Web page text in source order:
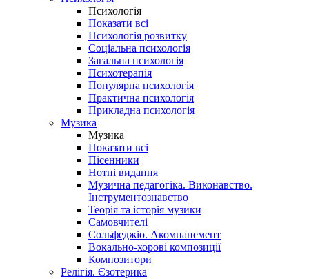
Психологія
Показати всі
Психологія розвитку
Соціальна психологія
Загальна психологія
Психотерапія
Популярна психологія
Практична психологія
Прикладна психологія
Музика
Музика
Показати всі
Пісенники
Нотні видання
Музична педагогіка. Виконавство.
Інструментознавство
Теорія та історія музики
Самовчителі
Сольфеджіо. Акомпанемент
Вокально-хорові композиції
Композитори
Релігія. Єзотерика